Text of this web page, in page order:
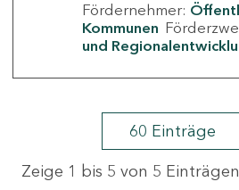
Fördernehmer:
Kommunen
und
60 Einträge
Zeige 1 bis 5 von 5